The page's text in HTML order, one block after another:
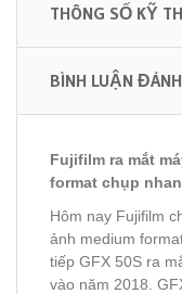
THÔNG SỐ KỸ
BÌNH LUẬN
Fujifilm ra mắt
format chụp
Hôm nay Fujifilm
ảnh medium
tiếp GFX 50S ra
vào năm 2018.